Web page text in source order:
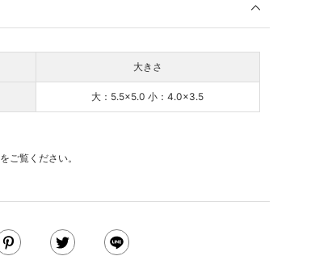
大きさ
大：5.5×5.0 小：4.0×3.5
をご覧ください。